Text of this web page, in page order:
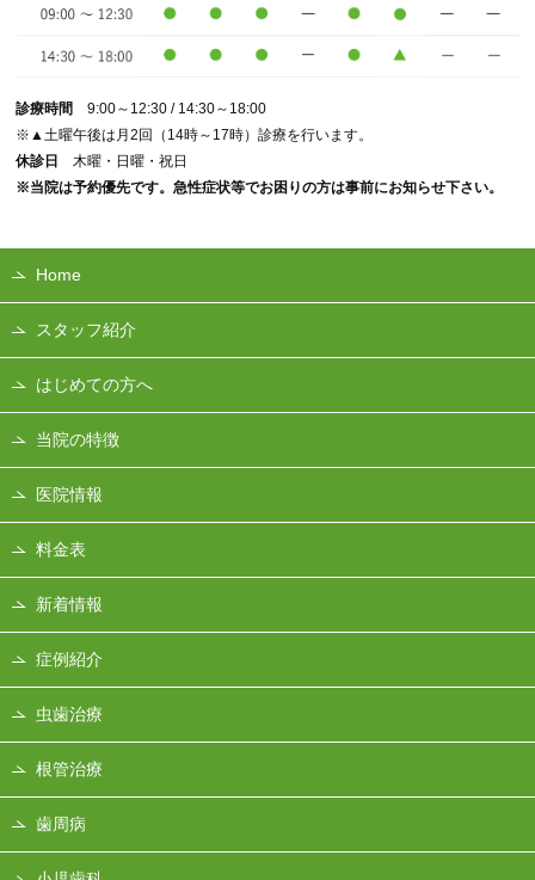
診療時間
9:00～12:30 / 14:30～18:00
※▲土曜午後は月2回（14時～17時）診療を行います。
休診日
木曜・日曜・祝日
※当院は予約優先です。急性症状等でお困りの方は事前にお知らせ下さい。
Home
スタッフ紹介
はじめての方へ
当院の特徴
医院情報
料金表
新着情報
症例紹介
虫歯治療
根管治療
歯周病